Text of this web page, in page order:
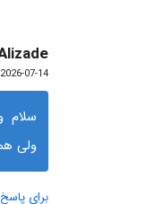
گفته:
2026-07-14 در 3:21 ب.ظ
سلام
ولی
برای